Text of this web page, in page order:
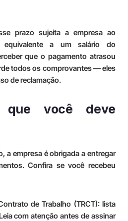
prazo sujeita a empresa ao
equivalente a um salário do
que o pagamento atrasou
todos os comprovantes — eles
de reclamação.
que você deve
a empresa é obrigada a entregar
Confira se você recebeu
de Trabalho (TRCT):lista
com atenção antes de assinar